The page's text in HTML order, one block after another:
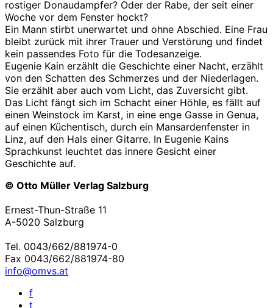
rostiger Donaudampfer? Oder der Rabe, der seit einer
Woche vor dem Fenster hockt?
Ein Mann stirbt unerwartet und ohne Abschied. Eine Frau
bleibt zurück mit ihrer Trauer und Verstörung und findet
kein passendes Foto für die Todesanzeige.
Eugenie Kain erzählt die Geschichte einer Nacht, erzählt
von den Schatten des Schmerzes und der Niederlagen.
Sie erzählt aber auch vom Licht, das Zuversicht gibt.
Das Licht fängt sich im Schacht einer Höhle, es fällt auf
einen Weinstock im Karst, in eine enge Gasse in Genua,
auf einen Küchentisch, durch ein Mansardenfenster in
Linz, auf den Hals einer Gitarre. In Eugenie Kains
Sprachkunst leuchtet das innere Gesicht einer
Geschichte auf.
© Otto Müller Verlag Salzburg
Ernest-Thun-Straße 11
A-5020 Salzburg
Tel. 0043/662/881974-0
Fax 0043/662/881974-80
info@omvs.at
f
t